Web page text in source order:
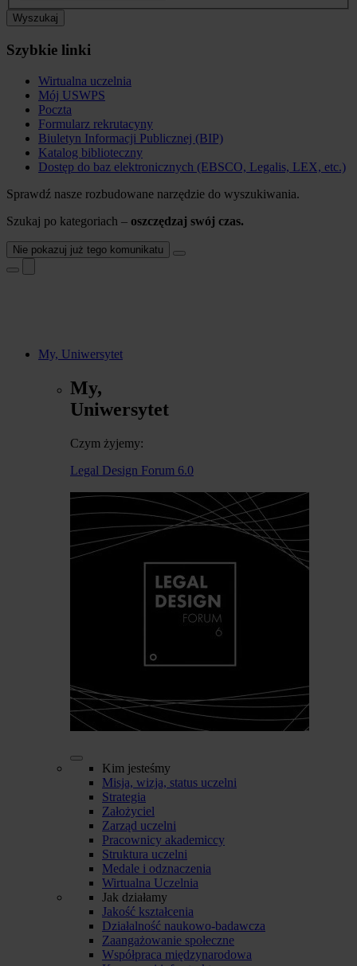
Wyszukaj
Szybkie linki
Wirtualna uczelnia
Mój USWPS
Poczta
Formularz rekrutacyny
Biuletyn Informacji Publicznej (BIP)
Katalog biblioteczny
Dostęp do baz elektronicznych (EBSCO, Legalis, LEX, etc.)
Sprawdź nasze rozbudowane narzędzie do wyszukiwania.
Szukaj po kategoriach – oszczędzaj swój czas.
Nie pokazuj już tego komunikatu
My, Uniwersytet
My,
Uniwersytet
Czym żyjemy:
Legal Design Forum 6.0
Kim jesteśmy
Misja, wizja, status uczelni
Strategia
Założyciel
Zarząd uczelni
Pracownicy akademiccy
Struktura uczelni
Medale i odznaczenia
Wirtualna Uczelnia
Jak działamy
Jakość kształcenia
Działalność naukowo-badawcza
Zaangażowanie społeczne
Współpraca międzynarodowa